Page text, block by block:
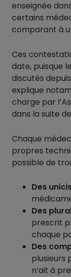
enseignée
certains
comparant à
Ces
date, puisque
discutés
explique
charge par
dans la suite
Chaque
propres
possible de
Des
Des
prescrit
chaque
Des
plusieurs
n’ait à